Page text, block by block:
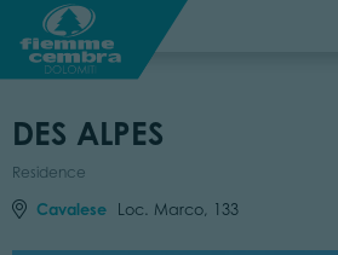
DES ALPES
Residence
Cavalese Loc. Marco, 133